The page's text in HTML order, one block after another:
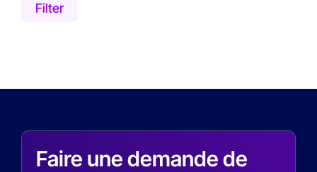
Filter
0
Faire une demande de